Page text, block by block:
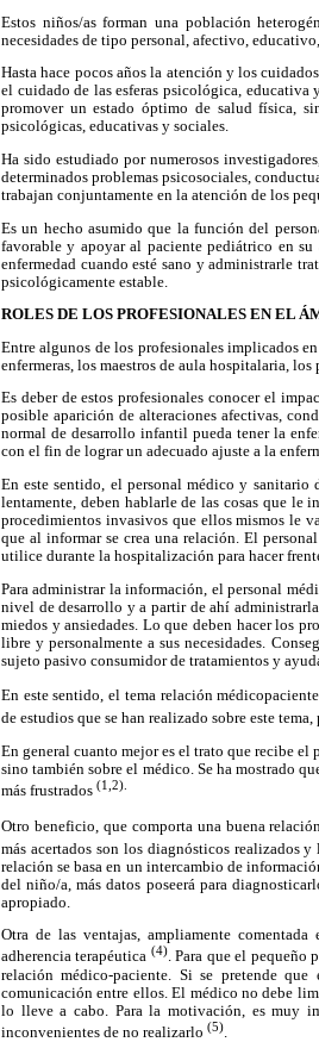
Estos niños/as forman una población
necesidades de tipo personal, afectivo,
Hasta hace pocos años la atención y los
el cuidado de las esferas psicológica,
promover un estado óptimo de salud física,
psicológicas, educativas y sociales.
Ha sido estudiado por numerosos
determinados problemas psicosociales,
trabajan conjuntamente en la atención de los
Es un hecho asumido que la función del
favorable y apoyar al paciente pediátrico en
enfermedad cuando esté sano y administrarle
psicológicamente estable.
ROLES DE LOS PROFESIONALES EN EL
Entre algunos de los profesionales implicados
enfermeras, los maestros de aula hospitalaria,
Es deber de estos profesionales conocer el
posible aparición de alteraciones afectivas,
normal de desarrollo infantil pueda tener la
con el fin de lograr un adecuado ajuste a la
En este sentido, el personal médico y sanitario
lentamente, deben hablarle de las cosas que le
procedimientos invasivos que ellos mismos le
que al informar se crea una relación. El
utilice durante la hospitalización para hacer
Para administrar la información, el personal
nivel de desarrollo y a partir de ahí
miedos y ansiedades. Lo que deben hacer los
libre y personalmente a sus necesidades.
sujeto pasivo consumidor de tratamientos y
En este sentido, el tema relación
de estudios que se han realizado sobre este
En general cuanto mejor es el trato que recibe
sino también sobre el médico. Se ha mostrado
más frustrados (1,2).
Otro beneficio, que comporta una buena
más acertados son los diagnósticos realizados
relación se basa en un intercambio de
del niño/a, más datos poseerá para
apropiado.
Otra de las ventajas, ampliamente
adherencia terapéutica (4). Para que el pequeño
relación médico-paciente. Si se pretende
comunicación entre ellos. El médico no debe
lo lleve a cabo. Para la motivación, es muy
inconvenientes de no realizarlo (5)